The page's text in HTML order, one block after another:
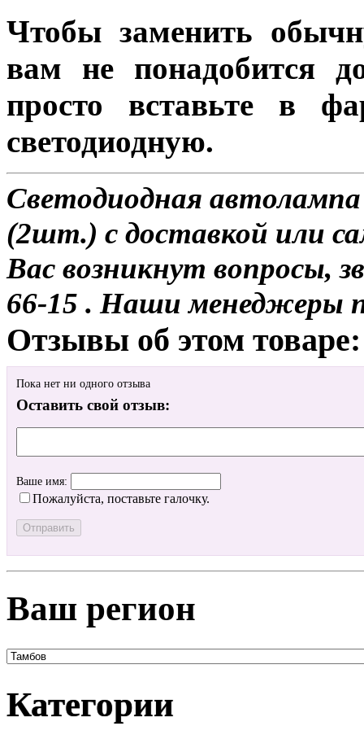
Чтобы заменить
вам не понадобится
просто вставьте в
светодиодную.
Светодиодная
(2шт.) с доставкой или
Вас возникнут вопросы,
66-15 . Наши менеджеры
Отзывы об этом товаре:
Пока нет ни одного отзыва
Оставить свой отзыв:
Ваше имя:
Пожалуйста, поставьте галочку.
Ваш регион
Категории